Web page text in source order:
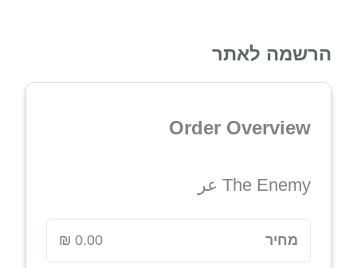
הרשמה לאתר
Order Overview
The Enemy عر
מחיר